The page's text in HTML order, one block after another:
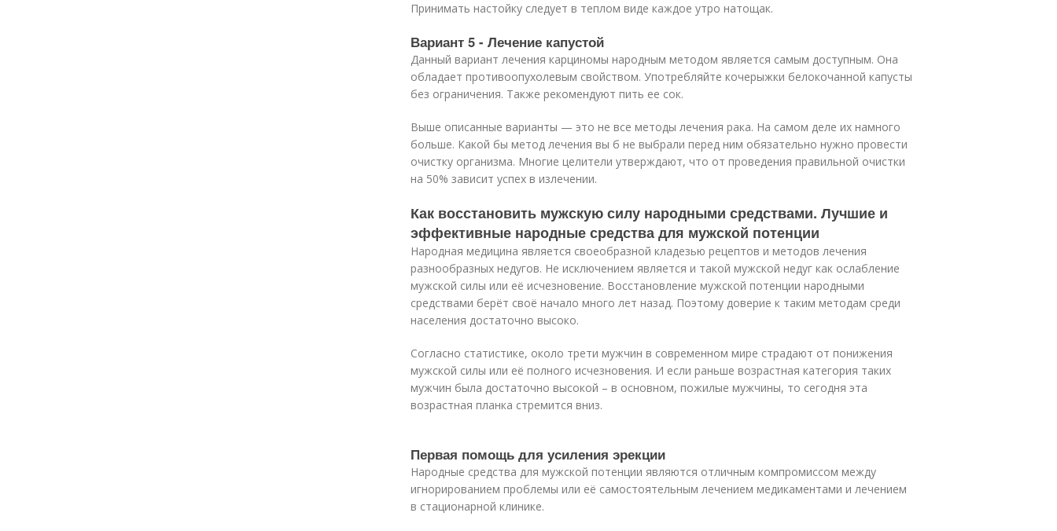
Принимать настойку следует в теплом виде каждое утро натощак.
Вариант 5 - Лечение капустой
Данный вариант лечения карциномы народным методом является самым доступным. Она
обладает противоопухолевым свойством. Употребляйте кочерыжки белокочанной капусты
без ограничения. Также рекомендуют пить ее сок.
Выше описанные варианты — это не все методы лечения рака. На самом деле их намного
больше. Какой бы метод лечения вы б не выбрали перед ним обязательно нужно провести
очистку организма. Многие целители утверждают, что от проведения правильной очистки
на 50% зависит успех в излечении.
Как восстановить мужскую силу народными средствами. Лучшие и
эффективные народные средства для мужской потенции
Народная медицина является своеобразной кладезью рецептов и методов лечения
разнообразных недугов. Не исключением является и такой мужской недуг как ослабление
мужской силы или её исчезновение. Восстановление мужской потенции народными
средствами берёт своё начало много лет назад. Поэтому доверие к таким методам среди
населения достаточно высоко.
Согласно статистике, около трети мужчин в современном мире страдают от понижения
мужской силы или её полного исчезновения. И если раньше возрастная категория таких
мужчин была достаточно высокой – в основном, пожилые мужчины, то сегодня эта
возрастная планка стремится вниз.
Первая помощь для усиления эрекции
Народные средства для мужской потенции являются отличным компромиссом между
игнорированием проблемы или её самостоятельным лечением медикаментами и лечением
в стационарной клинике.